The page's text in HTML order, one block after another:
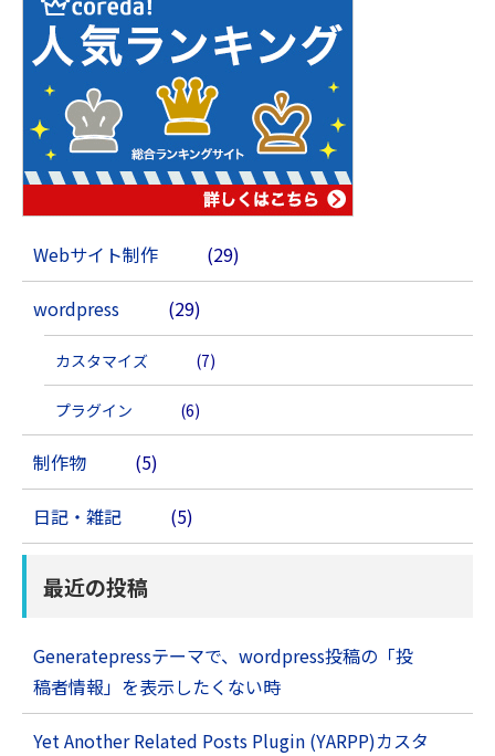
Webサイト制作 (29)
wordpress (29)
カスタマイズ (7)
プラグイン (6)
制作物 (5)
日記・雑記 (5)
最近の投稿
Generatepressテーマで、wordpress投稿の「投
稿者情報」を表示したくない時
Yet Another Related Posts Plugin (YARPP)カスタ